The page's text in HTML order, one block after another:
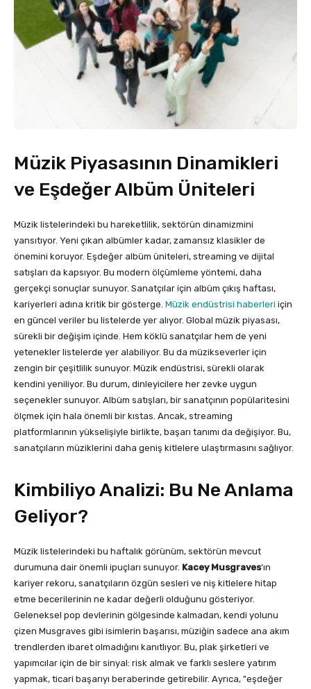
Müzik Piyasasının Dinamikleri
ve Eşdeğer Albüm Üniteleri
Müzik listelerindeki bu hareketlilik, sektörün dinamizmini
yansıtıyor. Yeni çıkan albümler kadar, zamansız klasikler de
önemini koruyor. Eşdeğer albüm üniteleri, streaming ve dijital
satışları da kapsıyor. Bu modern ölçümleme yöntemi, daha
gerçekçi sonuçlar sunuyor. Sanatçılar için albüm çıkış haftası,
kariyerleri adına kritik bir gösterge. Müzik endüstrisi haberleri için
en güncel veriler bu listelerde yer alıyor. Global müzik piyasası,
sürekli bir değişim içinde. Hem köklü sanatçılar hem de yeni
yetenekler listelerde yer alabiliyor. Bu da müzikseverler için
zengin bir çeşitlilik sunuyor. Müzik endüstrisi, sürekli olarak
kendini yeniliyor. Bu durum, dinleyicilere her zevke uygun
seçenekler sunuyor. Albüm satışları, bir sanatçının popülaritesini
ölçmek için hala önemli bir kıstas. Ancak, streaming
platformlarının yükselişiyle birlikte, başarı tanımı da değişiyor. Bu,
sanatçıların müziklerini daha geniş kitlelere ulaştırmasını sağlıyor.
Kimbiliyo Analizi: Bu Ne Anlama
Geliyor?
Müzik listelerindeki bu haftalık görünüm, sektörün mevcut
durumuna dair önemli ipuçları sunuyor. Kacey Musgraves‘ın
kariyer rekoru, sanatçıların özgün sesleri ve niş kitlelere hitap
etme becerilerinin ne kadar değerli olduğunu gösteriyor.
Geleneksel pop devlerinin gölgesinde kalmadan, kendi yolunu
çizen Musgraves gibi isimlerin başarısı, müziğin sadece ana akım
trendlerden ibaret olmadığını kanıtlıyor. Bu, plak şirketleri ve
yapımcılar için de bir sinyal: risk almak ve farklı seslere yatırım
yapmak, ticari başarıyı beraberinde getirebilir. Ayrıca, "eşdeğer